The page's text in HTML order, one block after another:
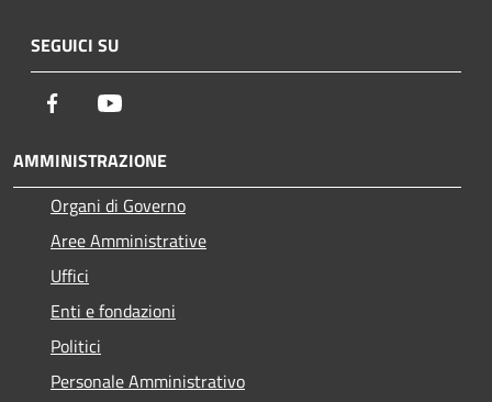
SEGUICI SU
Facebook
AMMINISTRAZIONE
Organi di Governo
Aree Amministrative
Uffici
Enti e fondazioni
Politici
Personale Amministrativo